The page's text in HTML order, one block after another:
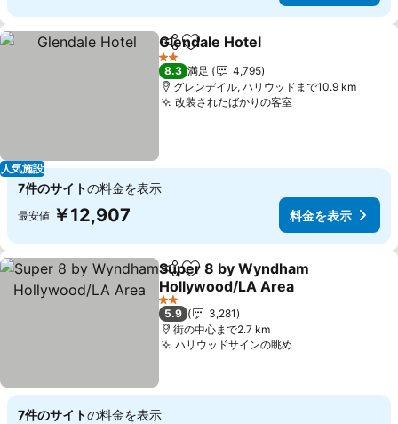
人気施設
シェアお気に入りに追加
Glendale Hotel
2 ホテルのランク
8.3 満足
4,795
グレンデイル, ハリウッドまで10.9 km
改装されたばかりの客室料金を表示
7件のサイトの料金を表示
最安値 ￥12,907 料金を表示
シェアお気に入りに追加
Super 8 by Wyndham
Hollywood/LA Area
料金を表示
2 ホテルのランク
5.9
3,281
街の中心まで2.7 km
ハリウッドサインの眺め
7件のサイトの料金を表示